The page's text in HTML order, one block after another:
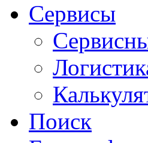
Сервисы
Поиск